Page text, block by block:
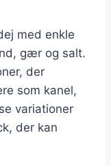
med enkle
gær og salt.
der
som kanel,
variationer
der kan